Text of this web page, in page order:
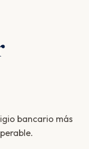
bancario más